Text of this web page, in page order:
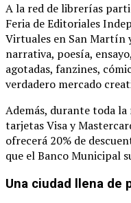
A la red de librerías
Feria de Editoriales
Virtuales en San Martín
narrativa, poesía,
agotadas, fanzines,
verdadero mercado
Además, durante toda
tarjetas Visa y
ofrecerá 20% de
que el Banco Municipal
Una ciudad llena de